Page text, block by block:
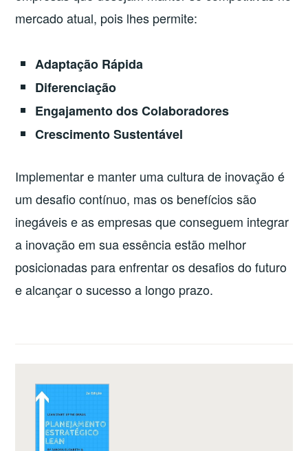
mercado atual, pois lhes permite:
Adaptação Rápida
Diferenciação
Engajamento dos Colaboradores
Crescimento Sustentável
Implementar e manter uma cultura de inovação é
um desafio contínuo, mas os benefícios são
inegáveis e as empresas que conseguem integrar
a inovação em sua essência estão melhor
posicionadas para enfrentar os desafios do futuro
e alcançar o sucesso a longo prazo.